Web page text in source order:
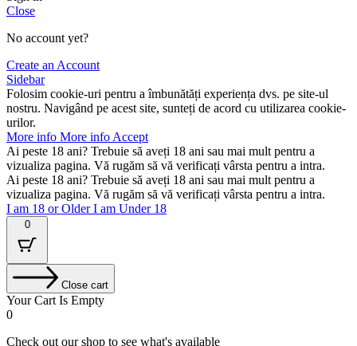
Close
No account yet?
Create an Account
Sidebar
Folosim cookie-uri pentru a îmbunătăți experiența dvs. pe site-ul
nostru. Navigând pe acest site, sunteți de acord cu utilizarea cookie-
urilor.
More info More infoAccept
Ai peste 18 ani? Trebuie să aveți 18 ani sau mai mult pentru a
vizualiza pagina. Vă rugăm să vă verificați vârsta pentru a intra.
Ai peste 18 ani? Trebuie să aveți 18 ani sau mai mult pentru a
vizualiza pagina. Vă rugăm să vă verificați vârsta pentru a intra.
I am 18 or OlderI am Under 18
0
Close cart
Your Cart Is Empty
0
Check out our shop to see what's available